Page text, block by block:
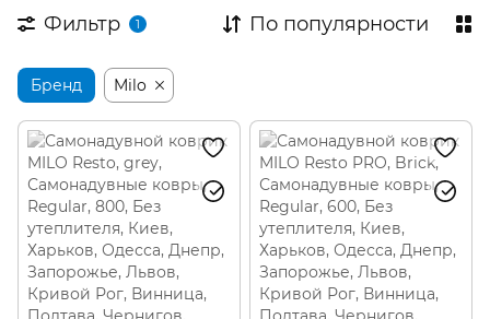
Фильтр 1 По популярности
Бренд Milo